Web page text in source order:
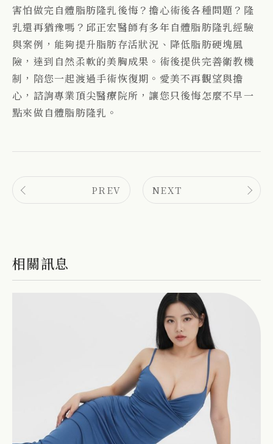
害怕做完自體脂肪隆乳後悔？擔心術後各種問題？隆
乳還再猶豫嗎？ 邱正宏醫師有多年自體脂肪隆乳經驗
與案例，能夠提升脂肪存活狀況、降低脂肪硬塊風
險，達到自然柔軟的美胸成果。術後提供完善衛教機
制，陪您一起渡過手術恢復期。愛美不再觀望與擔
心，諮詢專業頂尖醫療院所，讓您只後悔怎麼不早一
點來做自體脂肪隆乳。
PREV NEXT
相關訊息